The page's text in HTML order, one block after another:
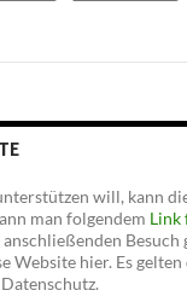
will, kann
man folgendem Link
Website hier. Es